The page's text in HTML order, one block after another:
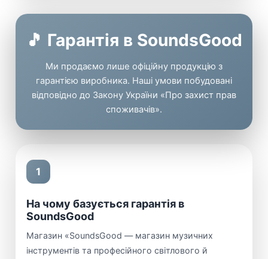
🎵 Гарантія в SoundsGood
Ми продаємо лише офіційну продукцію з
гарантією виробника. Наші умови побудовані
відповідно до Закону України «Про захист прав
споживачів».
1
На чому базується гарантія в
SoundsGood
Магазин «SoundsGood — магазин музичних
інструментів та професійного світлового й